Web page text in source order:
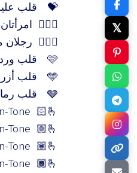
💝
قلب
👩‍❤️‍👩
👨‍❤️‍👨 رجلان
🩷
قلب
🩵
قلب
🩶
قلب
🫰🏻
Tone
🫰🏼
Tone
🫰🏽
Tone
🫰🏾
Tone
𝕏